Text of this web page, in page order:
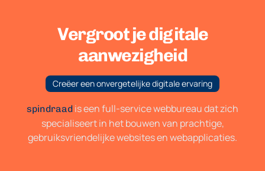
Vergroot je digitale
aanwezigheid
Creëer een onvergetelijke digitale ervaring
spindraad is een full-service webbureau dat zich
specialiseert in het bouwen van prachtige,
gebruiksvriendelijke websites en webapplicaties.